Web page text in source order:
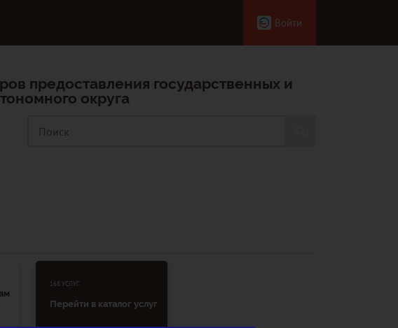
Войти
предоставления государственных и
округа
168 УСЛУГ
Перейти в каталог услуг